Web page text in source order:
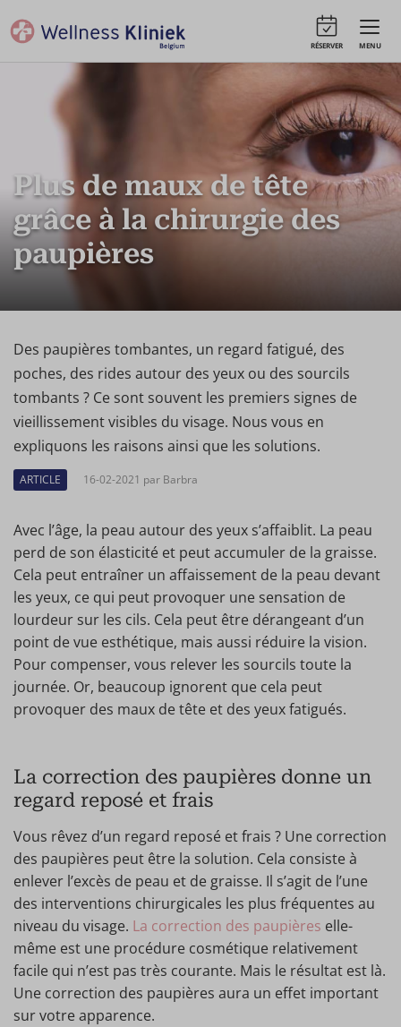
MENU
RÉSERVER
Plus de maux de tête
grâce à la chirurgie des
paupières
Des paupières tombantes, un regard fatigué, des
poches, des rides autour des yeux ou des sourcils
tombants ? Ce sont souvent les premiers signes de
vieillissement visibles du visage. Nous vous en
expliquons les raisons ainsi que les solutions.
ARTICLE 16-02-2021 par Barbra
Avec l’âge, la peau autour des yeux s’affaiblit. La peau
perd de son élasticité et peut accumuler de la graisse.
Cela peut entraîner un affaissement de la peau devant
les yeux, ce qui peut provoquer une sensation de
lourdeur sur les cils. Cela peut être dérangeant d’un
point de vue esthétique, mais aussi réduire la vision.
Pour compenser, vous relever les sourcils toute la
journée. Or, beaucoup ignorent que cela peut
provoquer des maux de tête et des yeux fatigués.
La correction des paupières donne un
regard reposé et frais
Vous rêvez d’un regard reposé et frais ? Une correction
des paupières peut être la solution. Cela consiste à
enlever l’excès de peau et de graisse. Il s’agit de l’une
des interventions chirurgicales les plus fréquentes au
niveau du visage. La correction des paupières elle-
même est une procédure cosmétique relativement
facile qui n’est pas très courante. Mais le résultat est là.
Une correction des paupières aura un effet important
sur votre apparence.